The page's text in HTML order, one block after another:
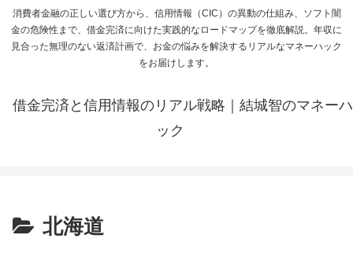
消費者金融の正しい選び方から、信用情報（CIC）の異動の仕組み、ソフト闇
金の危険性まで、借金完済に向けた実践的なロードマップを徹底解説。年収に
見合った無理のない返済計画で、お金の悩みを解決するリアルなマネーハック
をお届けします。
借金完済と信用情報のリアル戦略｜結城智のマネーハ
ック
北海道